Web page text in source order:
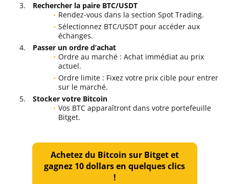
Rechercher la paire BTC/USDT
Rendez-vous dans la section Spot Trading.
Sélectionnez BTC/USDT pour accéder aux
échanges.
Passer un ordre d’achat
Ordre au marché : Achat immédiat au prix
actuel.
Ordre limite : Fixez votre prix cible pour entrer
sur le marché.
Stocker votre Bitcoin
Vos BTC apparaîtront dans votre portefeuille
Bitget.
Achetez du Bitcoin sur Bitget et
gagnez 10 dollars en quelques clics
!